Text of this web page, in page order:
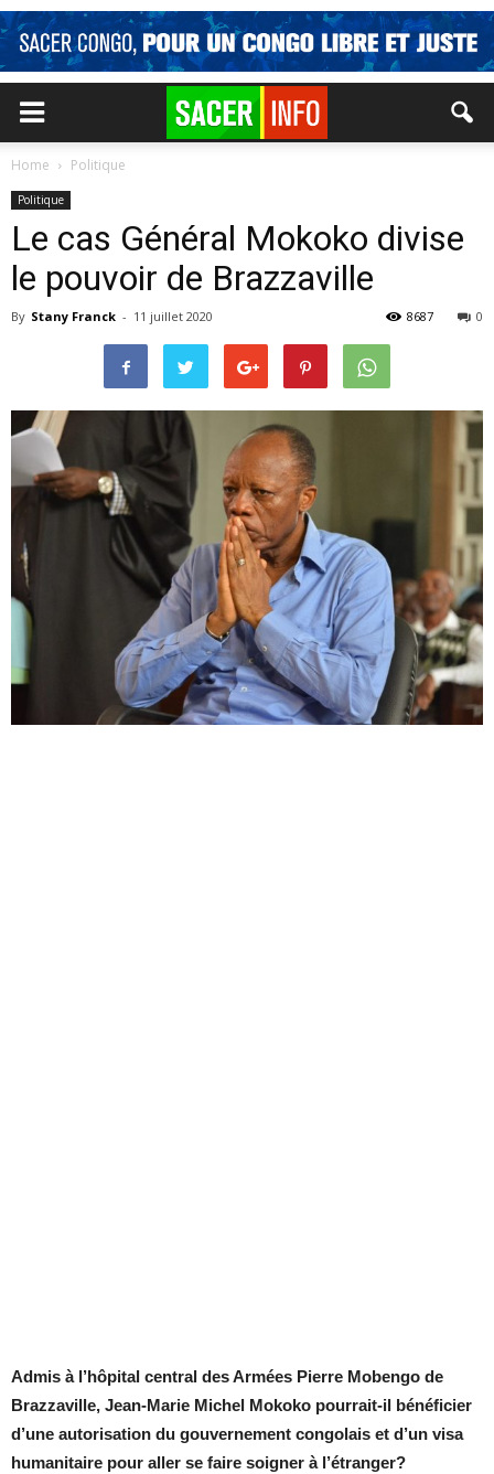
Home Politique
Politique
Le cas Général Mokoko divise
le pouvoir de Brazzaville
By Stany Franck - 11 juillet 2020 0
8687
Admis à l’hôpital central des Armées Pierre Mobengo de
Brazzaville, Jean-Marie Michel Mokoko pourrait-il bénéficier
d’une autorisation du gouvernement congolais et d’un visa
humanitaire pour aller se faire soigner à l’étranger?